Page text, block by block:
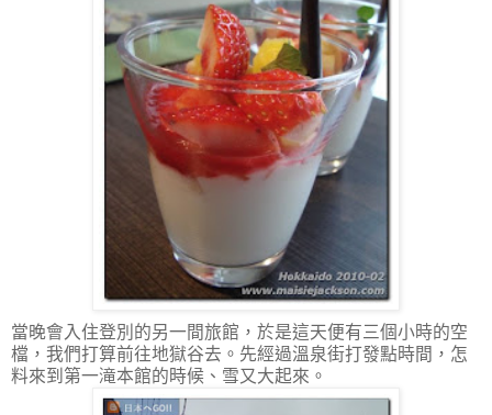
當晚會入住登別的另一間旅館，於是這天便有三個小時的空
檔，我們打算前往地獄谷去。先經過溫泉街打發點時間，怎
料來到第一滝本館的時候、雪又大起來。